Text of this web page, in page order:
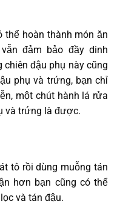
thể hoàn thành món ăn
đảm bảo đầy dinh
đậu phụ này cũng
phụ và trứng, bạn chỉ
một chút hành lá rửa
và trứng là được.
tô rồi dùng muỗng tán
hơn bạn cũng có thể
và tán đậu.